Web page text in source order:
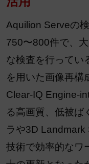
Aquilion Serveの
750〜800件で、
な検査を行ってい
を用いた画像再構
Clear-IQ Engine-
る高画質、低被ば
ラや3D
技術で効率的なワ